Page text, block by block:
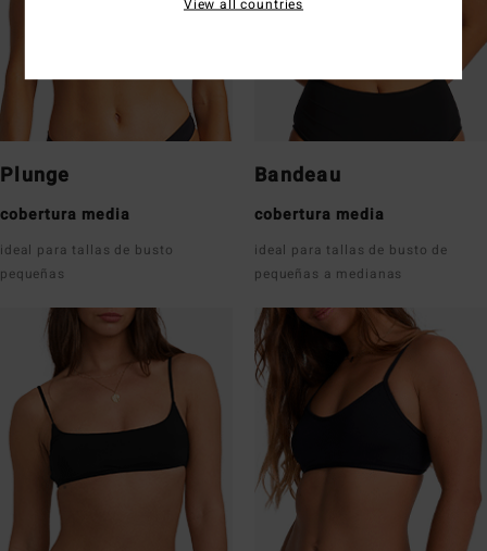
Plunge
cobertura media
ideal para tallas de busto
pequeñas
Bandeau
cobertura media
ideal para tallas de busto de
pequeñas a medianas